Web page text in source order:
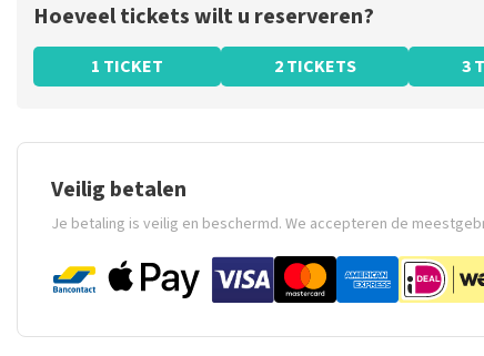
Hoeveel tickets wilt u reserveren?
1 TICKET 2 TICKETS 3
Veilig betalen
Je betaling is veilig en beschermd. We accepteren de